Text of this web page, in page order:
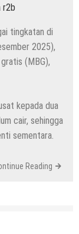
r2b
tingkatan di
2025),
(MBG),
kepada dua
cair, sehingga
sementara.
Reading